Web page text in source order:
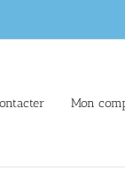
Mon